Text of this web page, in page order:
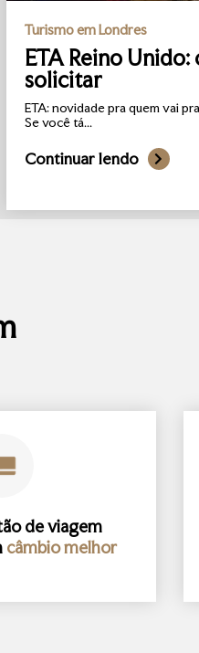
Turismo em Londres
ETA Reino Unido:
solicitar
ETA: novidade pra quem vai
Se você tá...
Continuar lendo
de viagem
câmbio melhor